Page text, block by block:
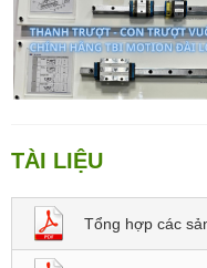
TÀI LIỆU
Tổng hợp các